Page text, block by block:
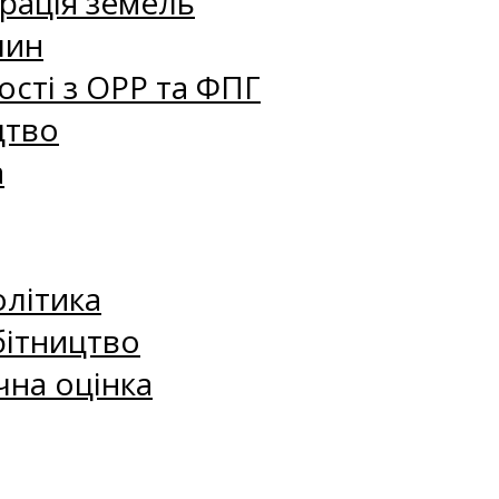
з ОРР та ФПГ
оцінка